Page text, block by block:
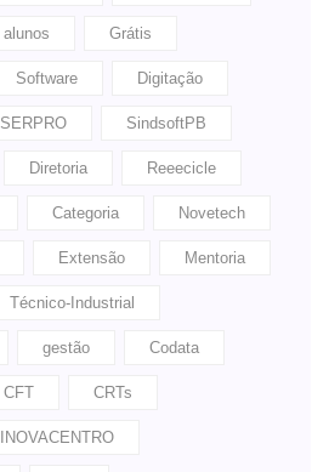
alunos Grátis
Software Digitação
SERPRO SindsoftPB
Diretoria Reeecicle
Categoria Novetech
Extensão Mentoria
Técnico-Industrial
gestão Codata
CFT CRTs
INOVACENTRO